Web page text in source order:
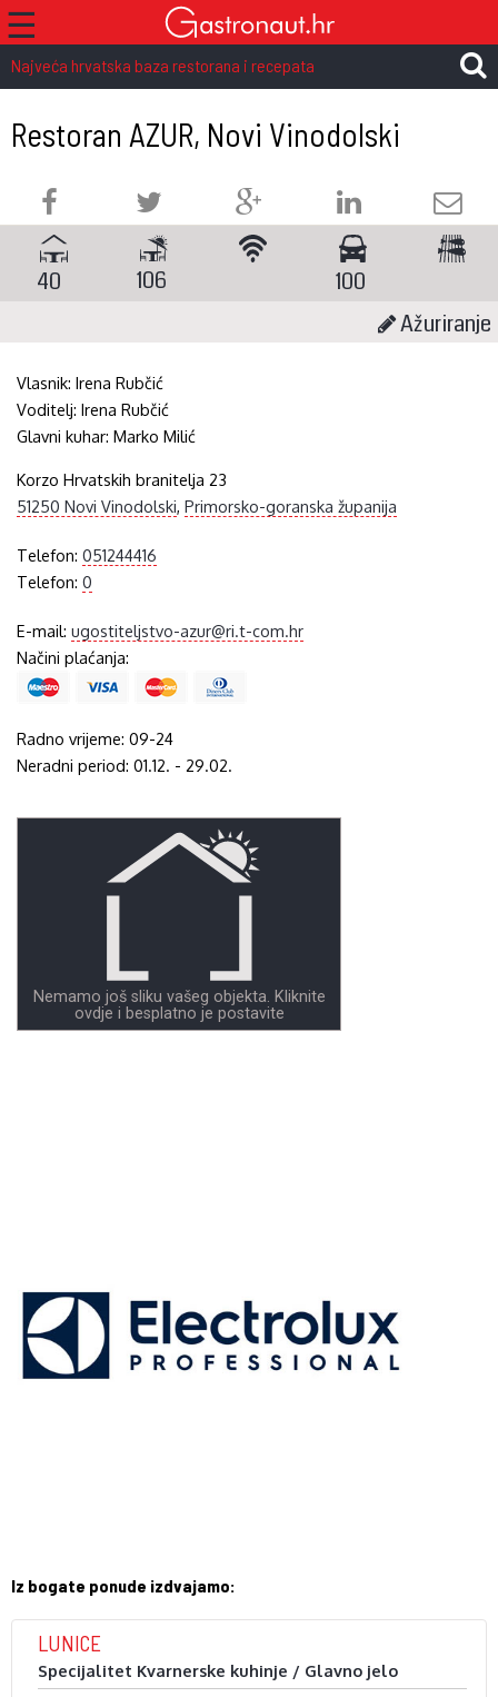
☰
Najveća hrvatska baza restorana i recepata
Restoran AZUR, Novi Vinodolski
40 106
100
Ažuriranje
Vlasnik:Irena Rubčić
Voditelj:Irena Rubčić
Glavni kuhar:Marko Milić
Korzo Hrvatskih branitelja 23
51250 Novi Vinodolski,Primorsko-goranska županija
Telefon:051244416
Telefon:0
E-mail:ugostiteljstvo-azur@ri.t-com.hr
Načini plaćanja:
Radno vrijeme: 09-24
Neradni period: 01.12. - 29.02.
Nemamo još sliku vašeg objekta. Kliknite
ovdje i besplatno je postavite
Iz bogate ponude izdvajamo:
LUNICE
Specijalitet Kvarnerske kuhinje / Glavno jelo